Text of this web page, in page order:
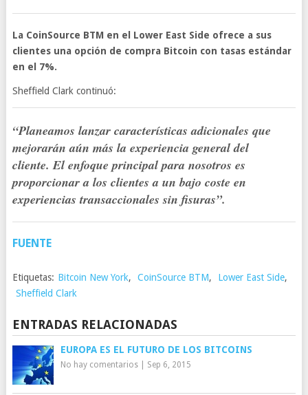
La CoinSource BTM en el Lower East Side ofrece a sus
clientes una opción de compra Bitcoin con tasas estándar
en el 7%.
Sheffield Clark continuó:
“Planeamos lanzar características adicionales que
mejorarán aún más la experiencia general del
cliente. El enfoque principal para nosotros es
proporcionar a los clientes a un bajo coste en
experiencias transaccionales sin fisuras”.
FUENTE
Etiquetas: Bitcoin New York, CoinSource BTM, Lower East Side,
Sheffield Clark
ENTRADAS RELACIONADAS
EUROPA ES EL FUTURO DE LOS BITCOINS
No hay comentarios| Sep 6, 2015